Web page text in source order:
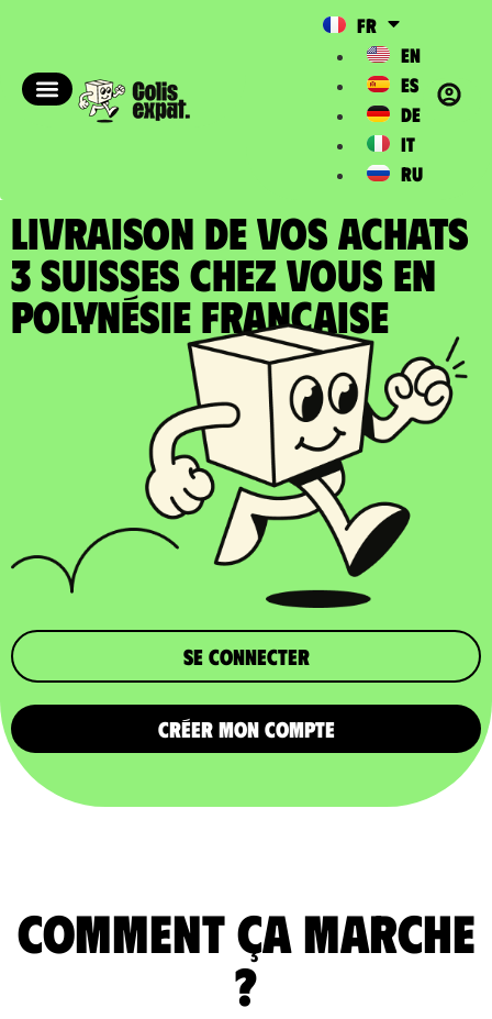
FR
EN
ES
DE
IT
RU
LIVRAISON DE VOS ACHATS
3 SUISSES chez vous en
Polynésie Française
Se connecter
CRÉER MON COMPTE
comment ça marche
?